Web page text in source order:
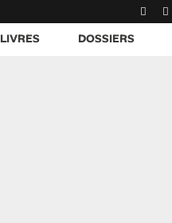
LIVRES DOSSIERS